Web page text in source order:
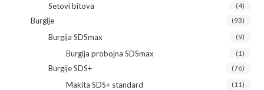
Setovi bitova (4)
Burgije (93)
Burgija SDSmax (9)
Burgija probojna SDSmax (1)
Burgije SDS+ (76)
Makita SDS+ standard (11)